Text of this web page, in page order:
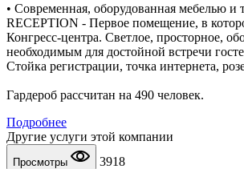
• Современная, оборудованная мебелью и
RECEPTION - Первое помещение, в
Конгресс-центра. Светлое, просторное,
необходимым для достойной встречи
Стойка регистрации, точка интернета,
Гардероб рассчитан на 490 человек.
Подробнее
Другие услуги этой компании
Просмотры
3918